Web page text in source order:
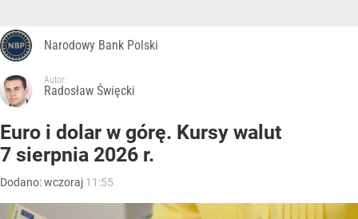
Narodowy Bank Polski
Autor:
Radosław Święcki
Euro i dolar w górę. Kursy walut
7 sierpnia 2026 r.
Dodano:wczoraj 11:55